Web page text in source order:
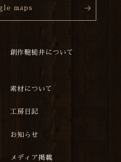
maps
創作鞄槌井について
素材について
工房日記
お知らせ
メディア掲載